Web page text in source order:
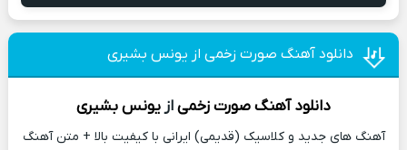
دانلود آهنگ صورت زخمی از یونس بشیری
دانلود آهنگصورت زخمیازیونس بشیری
آهنگ های جدید و کلاسیک (قدیمی) ایرانی با کیفیت بالا + متن آهنگ